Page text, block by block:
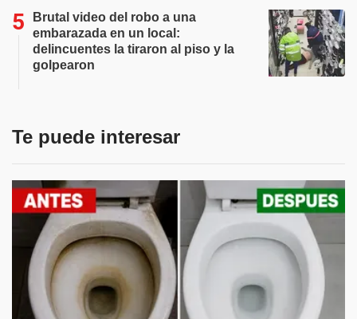
Brutal video del robo a una
embarazada en un local:
delincuentes la tiraron al piso y la
golpearon
Te puede interesar